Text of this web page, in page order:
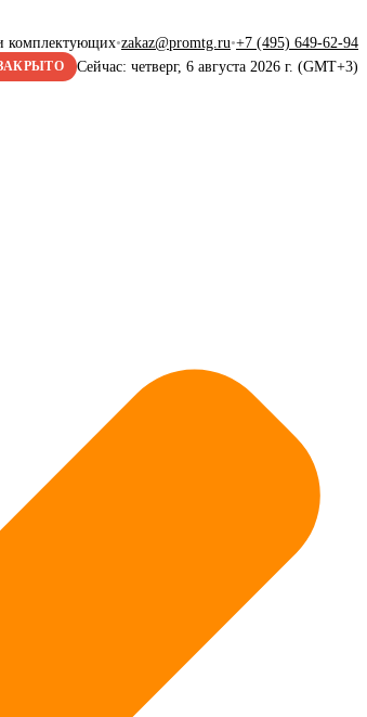
комплектующих•zakaz@promtg.ru•+7 (495) 649-62-94
Сейчас: четверг, 6 августа 2026 г. (GMT+3)